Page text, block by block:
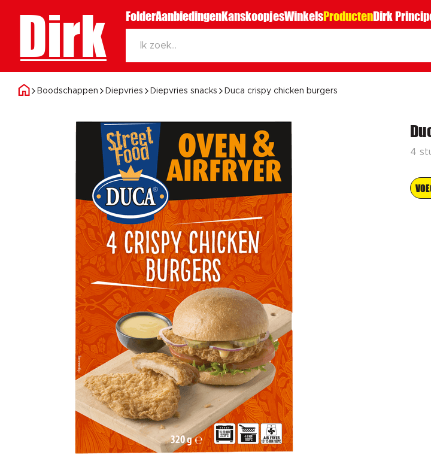
Dirk FolderAanbiedingenKanskoopjesWinkelsProductenDirk
Boodschappen Diepvries Diepvries snacks Duca crispy chicken burgers
4